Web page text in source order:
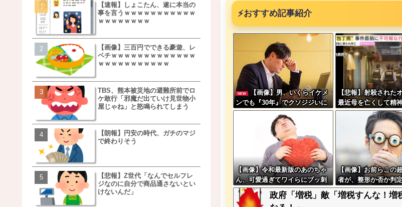
⚡おすすめ記事紹介
NEW
【画像】男、いくらイケメ
ンでも『30年』でクソジジいに
なってしまう
【悲報】射殺された
最近母を亡くして精
クを受けていたと判
【画像】令和最新版のあのちゃ
ん、可愛過ぎてワイらにブッ刺
さりまくりw w w w w w
【画像】お前らこの
者が、整形か否か判
→画像がこちらw w
w w w
政府「増税」敵「増税すんな！
【速報】しょこたん、遂に本当の
事を言うｗｗｗｗｗｗｗｗｗｗｗ
ｗｗｗｗｗｗｗｗ
【画像】三百円でできる豪遊、レ
ベチｗｗｗｗｗｗｗｗｗｗｗｗｗ
ｗｗｗｗｗｗｗｗｗｗｗ
TBS、熊本被災地の避難所前でロ
ケ敢行「邪魔だ出ていけ見世物小
屋じゃね」と怒鳴られてしまう
【朗報】円安の時代、ガチのマジ
で終わりそう
【悲報】Z世代「なんでセルフレ
ジなのに自分で商品通さないとい
けないんだ」
松本若菜(42歳)とかいう突然現れ
た美人おばさん女優ｗｗｗｗｗｗ
ｗ
鬼越トマホーク良ちゃん、吉本を
事実上のクビにｗｗｗ
【画像】キモいオジサンが着てる
服一覧がこちらｗｗｗｗｗｗｗｗ
ｗ
【速報】しょこたん、遂に本当の
【朗報】NOギルティ炭酸、登場
ｗｗｗｗｗｗｗｗｗｗｗｗ